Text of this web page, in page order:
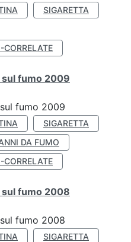
SIGARETTA
CORRELATE
sul fumo 2009
fumo 2009
SIGARETTA
DA FUMO
CORRELATE
sul fumo 2008
fumo 2008
SIGARETTA